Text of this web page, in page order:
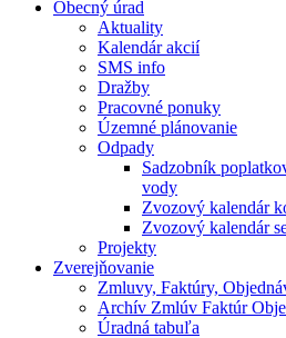
Obecný úrad
Aktuality
Kalendár akcií
SMS info
Dražby
Pracovné ponuky
Územné plánovanie
Odpady
Sadzobník
vody
Zvozový kalendár
Zvozový kalendár
Projekty
Zverejňovanie
Zmluvy, Faktúry,
Archív Zmlúv Faktúr
Úradná tabuľa